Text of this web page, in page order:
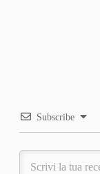
Subscribe